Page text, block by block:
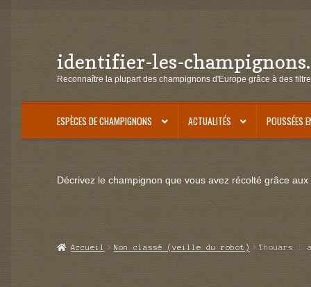
Aller
à
navigation
Aller
au
identifier-les-
Reconnaître la plupart des champignons d'Europe grâce à des
ESPÈCES DE CHAMPIGNONS ACTUALITÉS POUSSÉES
Décrivez le champignon que vous avez récolté grâce
Accueil Non classé (veille du robot) Thouars :